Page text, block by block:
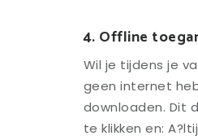
4. Offline
Wil je tijdens je
geen internet
downloaden. Dit
te klikken en: